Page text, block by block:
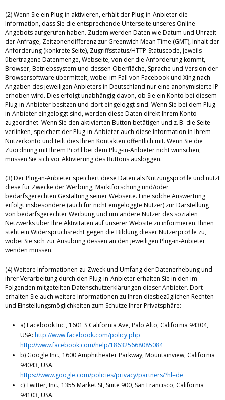
(2) Wenn Sie ein Plug-in aktivieren, erhält der Plug-in-Anbieter die
Information, dass Sie die entsprechende Unterseite unseres Online-
Angebots aufgerufen haben. Zudem werden Daten wie Datum und Uhrzeit
der Anfrage, Zeitzonendifferenz zur Greenwich Mean Time (GMT), Inhalt der
Anforderung (konkrete Seite), Zugriffsstatus/HTTP-Statuscode, jeweils
übertragene Datenmenge, Webseite, von der die Anforderung kommt,
Browser, Betriebssystem und dessen Oberfläche, Sprache und Version der
Browsersoftware übermittelt, wobei im Fall von Facebook und Xing nach
Angaben des jeweiligen Anbieters in Deutschland nur eine anonymisierte IP
erhoben wird. Dies erfolgt unabhängig davon, ob Sie ein Konto bei diesem
Plug-in-Anbieter besitzen und dort eingeloggt sind. Wenn Sie bei dem Plug-
in-Anbieter eingeloggt sind, werden diese Daten direkt Ihrem Konto
zugeordnet. Wenn Sie den aktivierten Button betätigen und z. B. die Seite
verlinken, speichert der Plug-in-Anbieter auch diese Information in Ihrem
Nutzerkonto und teilt dies Ihren Kontakten öffentlich mit. Wenn Sie die
Zuordnung mit Ihrem Profil bei dem Plug-in-Anbieter nicht wünschen,
müssen Sie sich vor Aktivierung des Buttons ausloggen.
(3) Der Plug-in-Anbieter speichert diese Daten als Nutzungsprofile und nutzt
diese für Zwecke der Werbung, Marktforschung und/oder
bedarfsgerechten Gestaltung seiner Webseite. Eine solche Auswertung
erfolgt insbesondere (auch für nicht eingeloggte Nutzer) zur Darstellung
von bedarfsgerechter Werbung und um andere Nutzer des sozialen
Netzwerks über Ihre Aktivitäten auf unserer Website zu informieren. Ihnen
steht ein Widerspruchsrecht gegen die Bildung dieser Nutzerprofile zu,
wobei Sie sich zur Ausübung dessen an den jeweiligen Plug-in-Anbieter
wenden müssen.
(4) Weitere Informationen zu Zweck und Umfang der Datenerhebung und
ihrer Verarbeitung durch den Plug-in-Anbieter erhalten Sie in den im
Folgenden mitgeteilten Datenschutzerklärungen dieser Anbieter. Dort
erhalten Sie auch weitere Informationen zu Ihren diesbezüglichen Rechten
und Einstellungsmöglichkeiten zum Schutze Ihrer Privatsphäre:
a) Facebook Inc., 1601 S California Ave, Palo Alto, California 94304,
USA: http://www.facebook.com/policy.php
http://www.facebook.com/help/186325668085084
b) Google Inc., 1600 Amphitheater Parkway, Mountainview, California
94043, USA:
https://www.google.com/policies/privacy/partners/?hl=de
c) Twitter, Inc., 1355 Market St, Suite 900, San Francisco, California
94103, USA: